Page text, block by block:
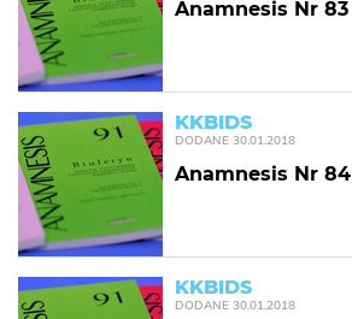
Anamnesis Nr 83
KKBIDS
DODANE 30.01.2018
Anamnesis Nr 84
KKBIDS
DODANE 30.01.2018